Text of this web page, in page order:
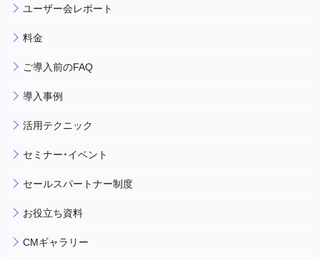
ユーザー会レポート
料金
ご導入前のFAQ
導入事例
活用テクニック
セミナー・イベント
セールスパートナー制度
お役立ち資料
CMギャラリー